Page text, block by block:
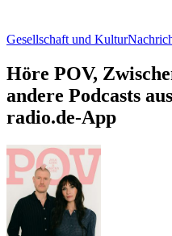
Gesellschaft und Kultur
Höre POV,
andere Podcasts
radio.de-App